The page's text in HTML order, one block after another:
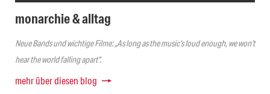
monarchie & alltag
Neue Bands und wichtige Filme: „As long as the music’s loud enough, we won’t
hear the world falling apart“.
mehr über diesen blog